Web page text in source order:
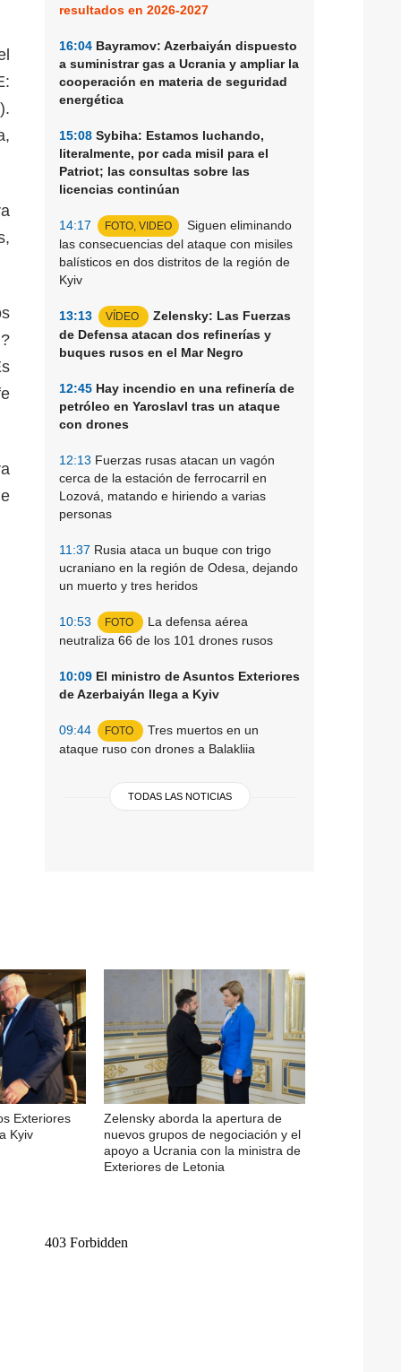
resultados en 2026-2027
16:04 Bayramov: Azerbaiyán dispuesto
a suministrar gas a Ucrania y ampliar la
cooperación en materia de seguridad
energética
15:08 Sybiha: Estamos luchando,
literalmente, por cada misil para el
Patriot; las consultas sobre las
licencias continúan
14:17 FOTO, VIDEO
Siguen eliminando
las consecuencias del ataque con misiles
balísticos en dos distritos de la región de
Kyiv
13:13 VÍDEO
Zelensky: Las Fuerzas
de Defensa atacan dos refinerías y
buques rusos en el Mar Negro
12:45 Hay incendio en una refinería de
petróleo en Yaroslavl tras un ataque
con drones
12:13 Fuerzas rusas atacan un vagón
cerca de la estación de ferrocarril en
Lozová, matando e hiriendo a varias
personas
11:37 Rusia ataca un buque con trigo
ucraniano en la región de Odesa, dejando
un muerto y tres heridos
10:53 FOTO
La defensa aérea
neutraliza 66 de los 101 drones rusos
10:09 El ministro de Asuntos Exteriores
de Azerbaiyán llega a Kyiv
09:44 FOTO
Tres muertos en un
ataque ruso con drones a Balakliia
TODAS LAS NOTICIAS
Exteriores
Kyiv
Zelensky aborda la apertura de
nuevos grupos de negociación y el
apoyo a Ucrania con la ministra de
Exteriores de Letonia